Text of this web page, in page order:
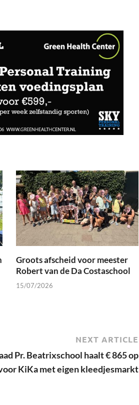
Groots afscheid voor meester
Robert van de Da Costaschool
15/07/2026
NEXT ARTICLE
Pr. Beatrixschool haalt € 865 op
KiKa met eigen kleedjesmarkt